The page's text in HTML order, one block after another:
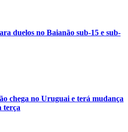
duelos no Baianão sub-15 e sub-
chega no Uruguai e terá mudança
terça